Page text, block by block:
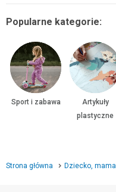
Popularne kategorie:
Sport i zabawa
Artykuły
plastyczne
Strona główna Dziecko, mama